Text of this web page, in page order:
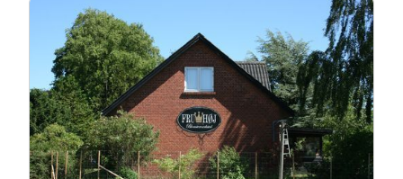
o
o
k
g
e
r
n